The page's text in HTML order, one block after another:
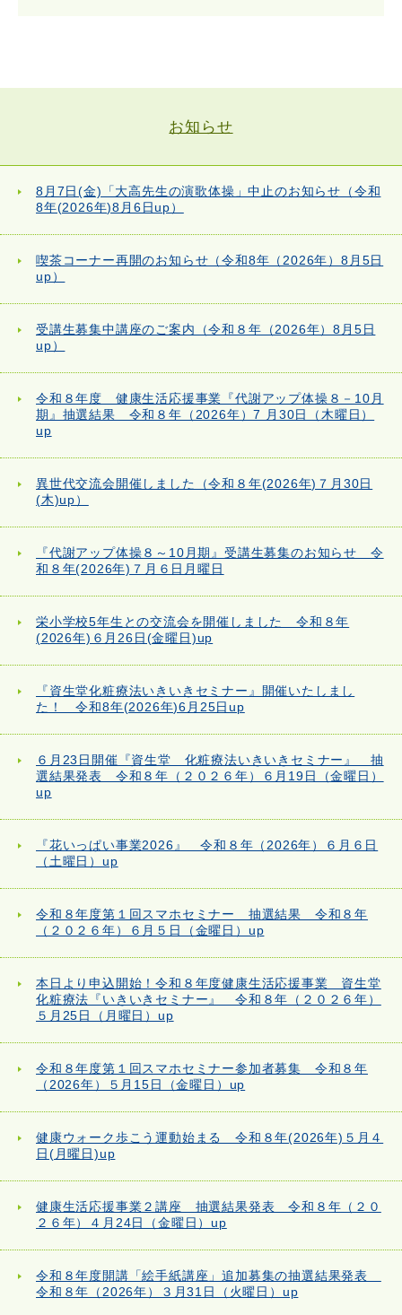
お知らせ
8月7日(金)「大高先生の演歌体操」中止のお知らせ（令和
8年(2026年)8月6日up）
喫茶コーナー再開のお知らせ（令和8年（2026年）8月5日
up）
受講生募集中講座のご案内（令和８年（2026年）8月5日
up）
令和８年度 健康生活応援事業『代謝アップ体操８－10月
期』抽選結果 令和８年（2026年）7 月30日（木曜日）
up
異世代交流会開催しました（令和８年(2026年)７月30日
(木)up）
『代謝アップ体操８～10月期』受講生募集のお知らせ 令
和８年(2026年)７月６日月曜日
栄小学校5年生との交流会を開催しました 令和８年
(2026年)６月26日(金曜日)up
『資生堂化粧療法いきいきセミナー』開催いたしまし
た！ 令和8年(2026年)6月25日up
６月23日開催『資生堂 化粧療法いきいきセミナー』 抽
選結果発表 令和８年（２０２６年）６月19日（金曜日）
up
『花いっぱい事業2026』 令和８年（2026年）６月６日
（土曜日）up
令和８年度第１回スマホセミナー 抽選結果 令和８年
（２０２６年）６月５日（金曜日）up
本日より申込開始！令和８年度健康生活応援事業 資生堂
化粧療法『いきいきセミナー』 令和８年（２０２６年）
５月25日（月曜日）up
令和８年度第１回スマホセミナー参加者募集 令和８年
（2026年）５月15日（金曜日）up
健康ウォーク歩こう運動始まる 令和８年(2026年)５月４
日(月曜日)up
健康生活応援事業２講座 抽選結果発表 令和８年（２０
２６年）４月24日（金曜日）up
令和８年度開講「絵手紙講座」追加募集の抽選結果発表
令和８年（2026年）３月31日（火曜日）up